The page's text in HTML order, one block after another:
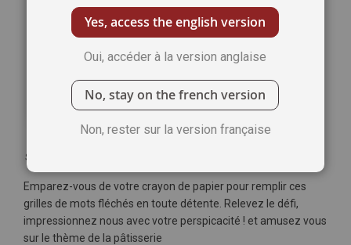
Soyez le premier à commenter ce produit
Emparez-vous de votre crayon de papier pour remplir ces
grilles de mots fléchés en toute détente. Relevez le défi,
impressionnez nous avec votre perspicacité ! et amusez vous
sur le thème de la pâtisserie
Yes, access the english version
Oui, accéder à la version anglaise
No, stay on the french version
Non, rester sur la version française